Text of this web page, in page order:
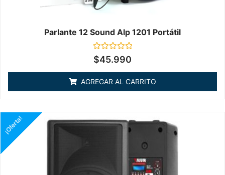
Parlante 12 Sound Alp 1201 Portátil
Valorado
en
de
5
$45.990
AGREGAR AL CARRITO
¡Oferta!